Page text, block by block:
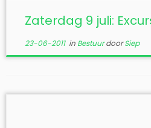
Zaterdag 9 juli:
23-06-2011in BestuurdoorSiep